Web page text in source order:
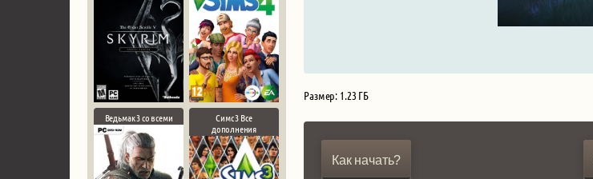
Ведьмак 3 со всеми
Симс 3 Все
дополнения
Размер: 1.23 ГБ
Как начать?